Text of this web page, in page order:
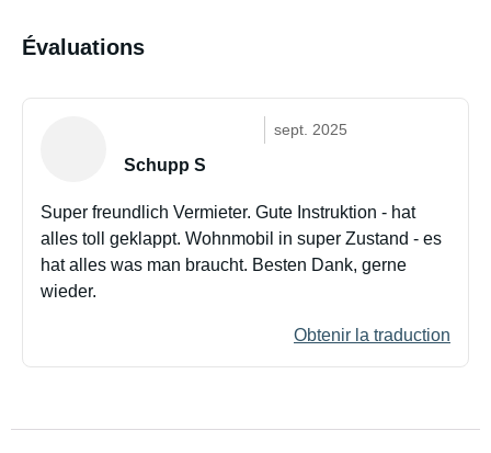
Évaluations
sept. 2025
Schupp S
Super freundlich Vermieter. Gute Instruktion - hat
alles toll geklappt. Wohnmobil in super Zustand - es
hat alles was man braucht. Besten Dank, gerne
wieder.
Obtenir la traduction